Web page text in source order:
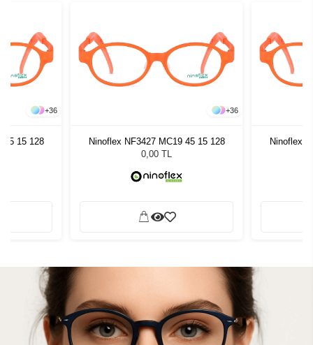
+36
45 15 128
+36
Ninoflex NF3427 MC19 45 15 128
0,00 TL
Ninoflex